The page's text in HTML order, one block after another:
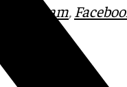
Instagram,